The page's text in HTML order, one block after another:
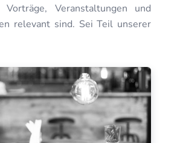
Veranstaltungen und
relevant sind. Sei Teil unserer